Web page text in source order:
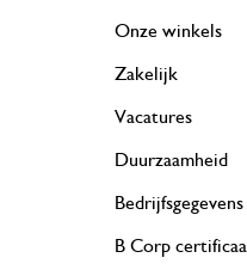
Onze winkels
Zakelijk
Vacatures
Duurzaamheid
Bedrijfsgegevens
B Corp